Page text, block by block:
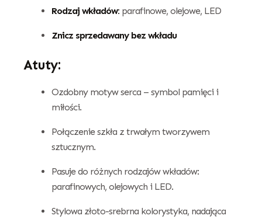
Rodzaj wkładów: parafinowe, olejowe, LED
Znicz sprzedawany bez wkładu
Atuty:
Ozdobny motyw serca – symbol pamięci i
miłości.
Połączenie szkła z trwałym tworzywem
sztucznym.
Pasuje do różnych rodzajów wkładów:
parafinowych, olejowych i LED.
Stylowa złoto-srebrna kolorystyka, nadająca